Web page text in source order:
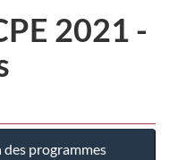
2021 -
programmes